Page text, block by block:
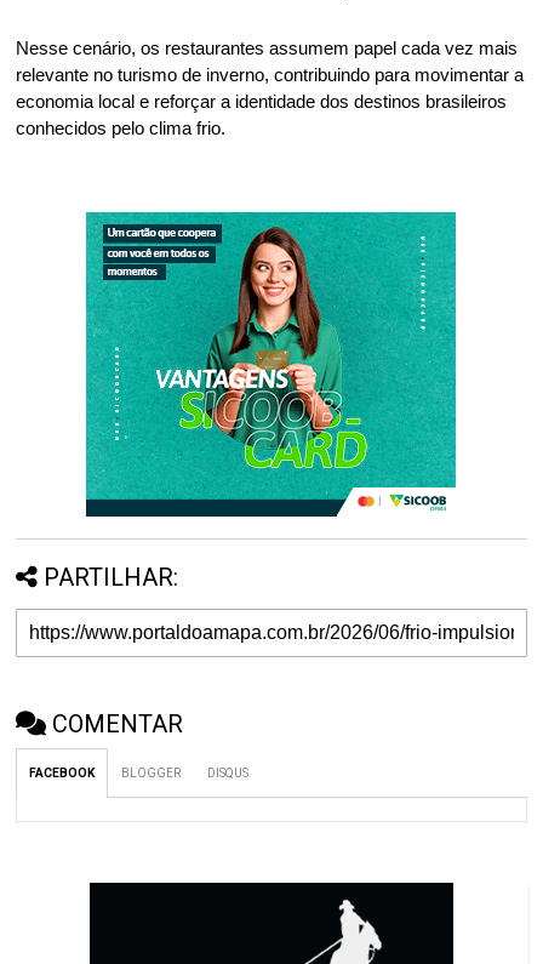
Nesse cenário, os restaurantes assumem papel cada vez mais
relevante no turismo de inverno, contribuindo para movimentar a
economia local e reforçar a identidade dos destinos brasileiros
conhecidos pelo clima frio.
PARTILHAR:
COMENTAR
FACEBOOK BLOGGER DISQUS